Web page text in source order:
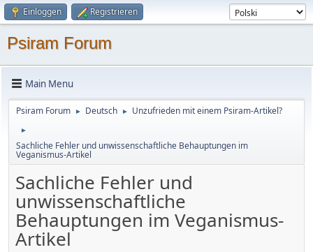
Einloggen Registrieren
Psiram Forum
Main Menu
Psiram Forum ► Deutsch ► Unzufrieden mit einem Psiram-Artikel?
►
Sachliche Fehler und unwissenschaftliche Behauptungen im
Veganismus-Artikel
Sachliche Fehler und
unwissenschaftliche
Behauptungen im Veganismus-
Artikel